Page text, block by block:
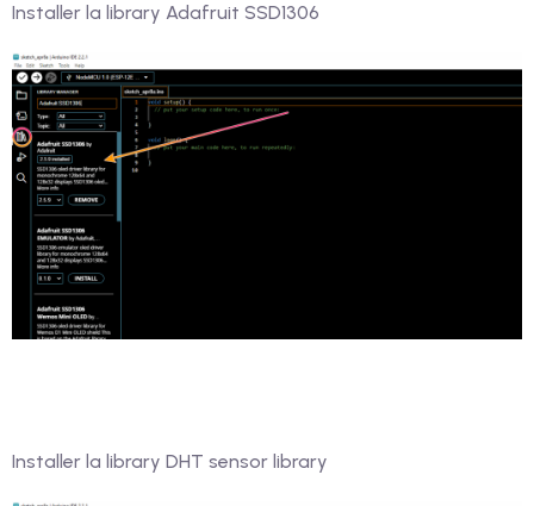
Installer la library Adafruit SSD1306
Installer la library DHT sensor library